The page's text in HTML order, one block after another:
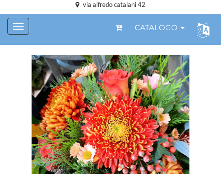
via alfredo catalani 42
CATALOGO